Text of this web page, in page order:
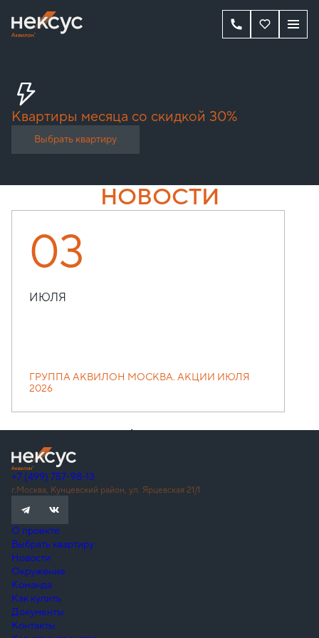
Квартиры месяца со скидкой 30%
Выбрать квартиру
НОВОСТИ
03
ИЮЛЯ
ГРУППА АКВИЛОН МОСКВА. АКЦИИ ИЮЛЯ
2026
+7 (499) 757-98-13
г.Москва, Кунцевский район, ул. Ярцевская 21/1
О проекте
Выбрать квартиру
Новости
Окружение
Команда
Как купить
Документы
Контакты